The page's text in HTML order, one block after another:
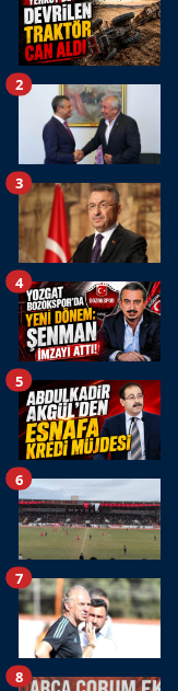
2
3
4
5
6
7
8